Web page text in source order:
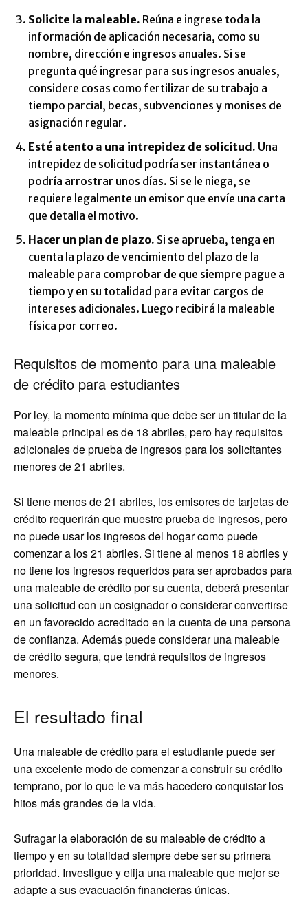
Solicite la maleable. Reúna e ingrese toda la
información de aplicación necesaria, como su
nombre, dirección e ingresos anuales. Si se
pregunta qué ingresar para sus ingresos anuales,
considere cosas como fertilizar de su trabajo a
tiempo parcial, becas, subvenciones y monises de
asignación regular.
Esté atento a una intrepidez de solicitud. Una
intrepidez de solicitud podría ser instantánea o
podría arrostrar unos días. Si se le niega, se
requiere legalmente un emisor que envíe una carta
que detalla el motivo.
Hacer un plan de plazo. Si se aprueba, tenga en
cuenta la plazo de vencimiento del plazo de la
maleable para comprobar de que siempre pague a
tiempo y en su totalidad para evitar cargos de
intereses adicionales. Luego recibirá la maleable
física por correo.
Requisitos de momento para una maleable
de crédito para estudiantes
Por ley, la momento mínima que debe ser un titular de la
maleable principal es de 18 abriles, pero hay requisitos
adicionales de prueba de ingresos para los solicitantes
menores de 21 abriles.
Si tiene menos de 21 abriles, los emisores de tarjetas de
crédito requerirán que muestre prueba de ingresos, pero
no puede usar los ingresos del hogar como puede
comenzar a los 21 abriles. Si tiene al menos 18 abriles y
no tiene los ingresos requeridos para ser aprobados para
una maleable de crédito por su cuenta, deberá presentar
una solicitud con un cosignador o considerar convertirse
en un favorecido acreditado en la cuenta de una persona
de confianza. Además puede considerar una maleable
de crédito segura, que tendrá requisitos de ingresos
menores.
El resultado final
Una maleable de crédito para el estudiante puede ser
una excelente modo de comenzar a construir su crédito
temprano, por lo que le va más hacedero conquistar los
hitos más grandes de la vida.
Sufragar la elaboración de su maleable de crédito a
tiempo y en su totalidad siempre debe ser su primera
prioridad. Investigue y elija una maleable que mejor se
adapte a sus evacuación financieras únicas.